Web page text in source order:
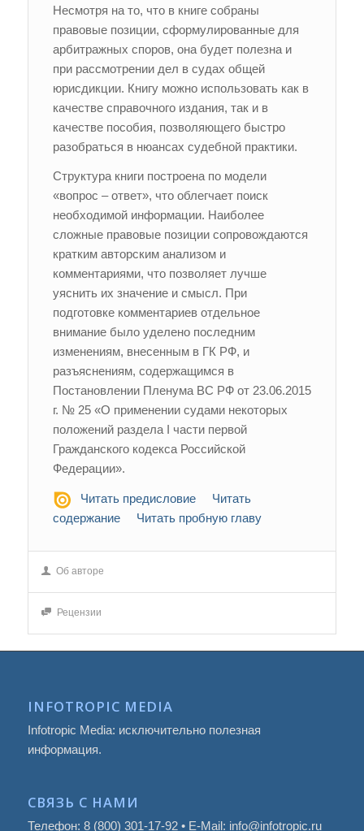
Несмотря на то, что в книге собраны
правовые позиции, сформулированные для
арбитражных споров, она будет полезна и
при рассмотрении дел в судах общей
юрисдикции. Книгу можно использовать как в
качестве справочного издания, так и в
качестве пособия, позволяющего быстро
разобраться в нюансах судебной практики.
Структура книги построена по модели
«вопрос – ответ», что облегчает поиск
необходимой информации. Наиболее
сложные правовые позиции сопровождаются
кратким авторским анализом и
комментариями, что позволяет лучше
уяснить их значение и смысл. При
подготовке комментариев отдельное
внимание было уделено последним
изменениям, внесенным в ГК РФ, и
разъяснениям, содержащимся в
Постановлении Пленума ВС РФ от 23.06.2015
г. № 25 «О применении судами некоторых
положений раздела I части первой
Гражданского кодекса Российской
Федерации».
Читать предисловие
Читать
содержание
Читать пробную главу
Об авторе
Рецензии
INFOTROPIC MEDIA
Infotropic Media: исключительно полезная
информация.
СВЯЗЬ С НАМИ
Телефон: 8 (800) 301-17-92 • E-Mail: info@infotropic.ru